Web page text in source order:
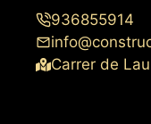
Saltar
contenido
936855914
Carrer de